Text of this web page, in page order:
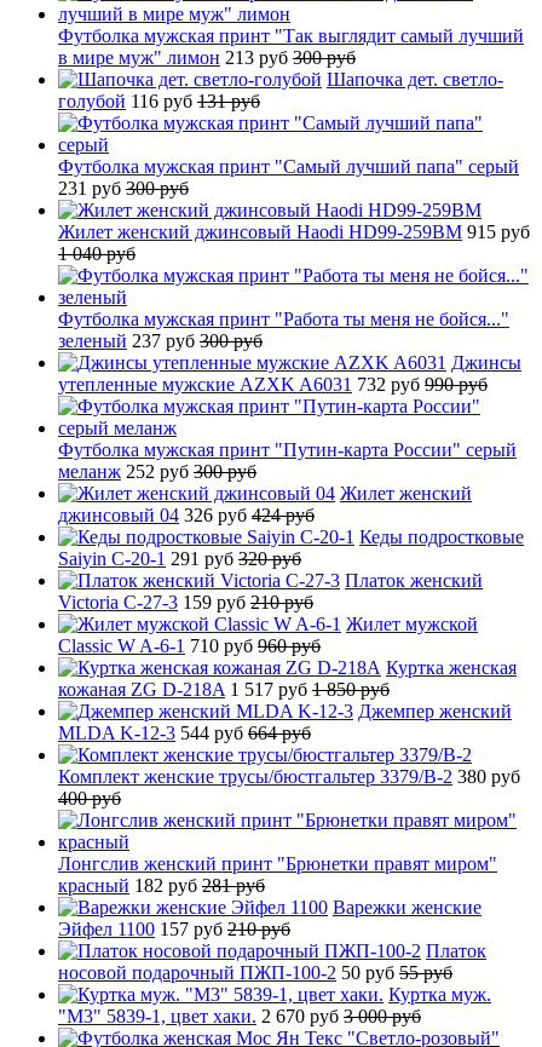
Футболка мужская принт "Так выглядит самый лучший
в мире муж" лимон 213 руб 300 руб
Шапочка дет. светло-
голубой 116 руб 131 руб
Футболка мужская принт "Самый лучший папа" серый
231 руб 300 руб
Жилет женский джинсовый Haodi HD99-259BM 915 руб
1 040 руб
Футболка мужская принт "Работа ты меня не бойся..."
зеленый 237 руб 300 руб
Джинсы
утепленные мужские AZXK A6031 732 руб 990 руб
Футболка мужская принт "Путин-карта России" серый
меланж 252 руб 300 руб
Жилет женский
джинсовый 04 326 руб 424 руб
Кеды подростковые
Saiyin C-20-1 291 руб 320 руб
Платок женский
Victoria C-27-3 159 руб 210 руб
Жилет мужской
Classic W A-6-1 710 руб 960 руб
Куртка женская
кожаная ZG D-218A 1 517 руб 1 850 руб
Джемпер женский
MLDA K-12-3 544 руб 664 руб
Комплект женские трусы/бюстгальтер 3379/B-2 380 руб
400 руб
Лонгслив женский принт "Брюнетки правят миром"
красный 182 руб 281 руб
Варежки женские
Эйфел 1100 157 руб 210 руб
Платок
носовой подарочный ПЖП-100-2 50 руб 55 руб
Куртка муж.
"М3" 5839-1, цвет хаки. 2 670 руб 3 000 руб